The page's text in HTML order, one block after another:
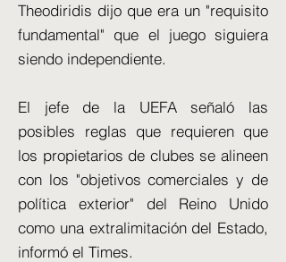
Theodiridis dijo que era un "requisito
fundamental" que el juego siguiera
siendo independiente.
El jefe de la UEFA señaló las
posibles reglas que requieren que
los propietarios de clubes se alineen
con los "objetivos comerciales y de
política exterior" del Reino Unido
como una extralimitación del Estado,
informó el Times.